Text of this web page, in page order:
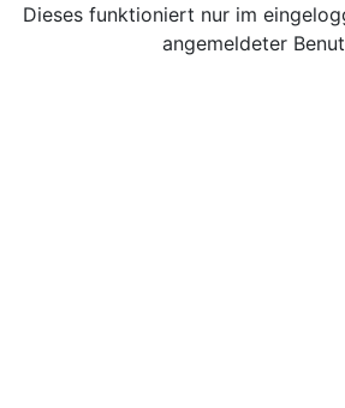
Dieses funktioniert nur im
angemeldeter